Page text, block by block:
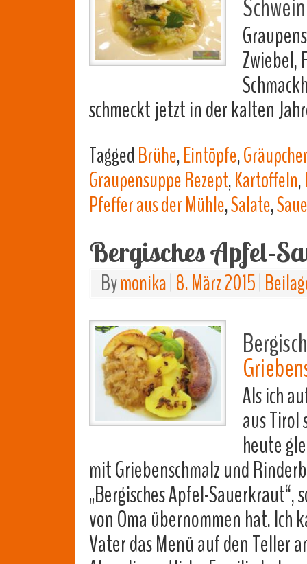
Zwiebel,
schmeckt jetzt in der kalten
TaggedBrühe,Eintöpfe,
Graupensuppe Rezept,Kartoffeln,
Pfeffer aus der Mühle,Salate,
Bergisches Apfel-
Bymonika 8. März 2015
Als ich
aus Tirol
heute
mit Griebenschmalz und
„Bergisches Apfel-Sauerkraut“,
von Oma übernommen hat. Ich
Vater das Menü auf den Teller